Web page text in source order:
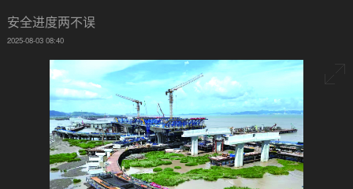
安全进度两不误
2025-08-03 08:40